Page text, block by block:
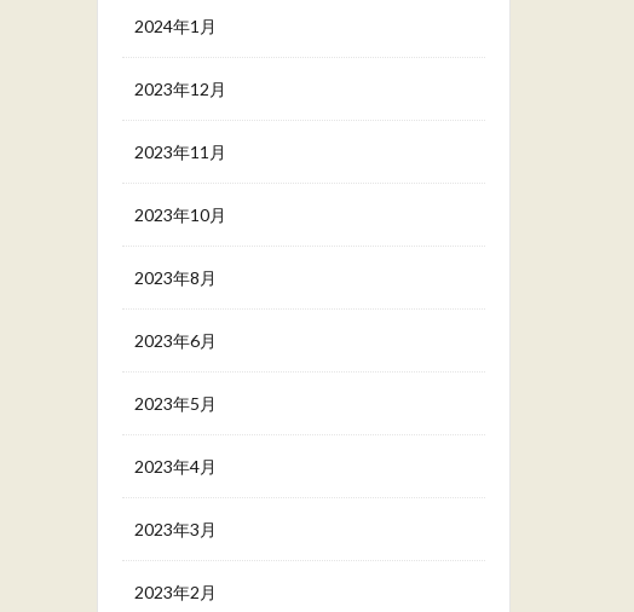
2024年1月
2023年12月
2023年11月
2023年10月
2023年8月
2023年6月
2023年5月
2023年4月
2023年3月
2023年2月